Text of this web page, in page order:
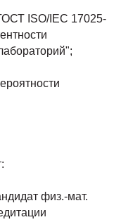
ISO/IEC 17025-
физ.-мат.